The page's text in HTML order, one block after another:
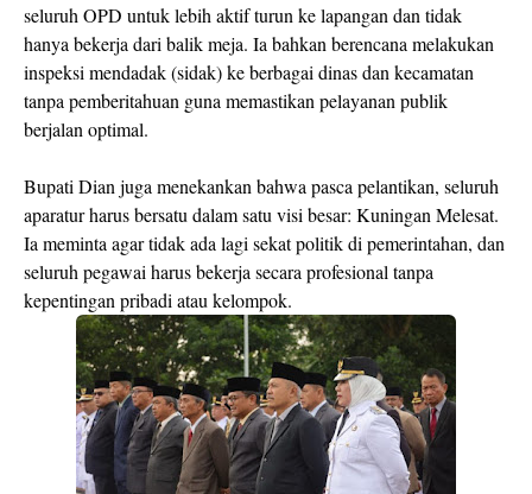
seluruh OPD untuk lebih aktif turun ke lapangan dan tidak
hanya bekerja dari balik meja. Ia bahkan berencana melakukan
inspeksi mendadak (sidak) ke berbagai dinas dan kecamatan
tanpa pemberitahuan guna memastikan pelayanan publik
berjalan optimal.
Bupati Dian juga menekankan bahwa pasca pelantikan, seluruh
aparatur harus bersatu dalam satu visi besar: Kuningan Melesat.
Ia meminta agar tidak ada lagi sekat politik di pemerintahan, dan
seluruh pegawai harus bekerja secara profesional tanpa
kepentingan pribadi atau kelompok.